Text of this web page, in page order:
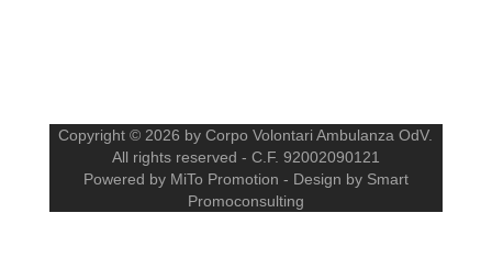
Copyright © 2026 by Corpo Volontari Ambulanza OdV.
All rights reserved - C.F. 92002090121
Powered by MiTo Promotion - Design by Smart
Promoconsulting